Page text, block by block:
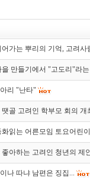
어가는 뿌리의 기억, 고려사
을 만들기에서 "고도리"라
리 "난타"
땟골 고려인 학부모 회의 개
화읽는 어른모임 토요어린
좋아하는 고려인 청년의 제
나 따냐 남편은 징집...